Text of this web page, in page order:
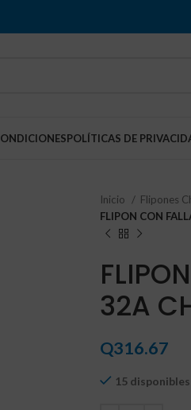
POLÍTICAS DE
Inicio
Flipones
FLIPON CON
32A
Q316.67
15 disponibles